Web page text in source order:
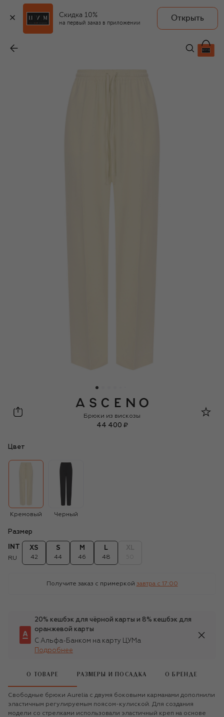
Скидка 10%
на первый заказ в приложении
Открыть
44 400 ₽
ASCENO
Брюки из вискозы
44 400 ₽
Цвет
Кремовый Черный
Размер
INT
RU
XS
42
S
44
M
46
L
48
Получите заказ с примеркой завтра c 17:00
20% кешбэк для чёрной карты и 8% кешбэк для
оранжевой карты
С Альфа-Банком на карту ЦУМа
Подробнее
О ТОВАРЕ РАЗМЕРЫ И ПОСАДКА О БРЕНДЕ
Свободные брюки Aurelia с двумя боковыми карманами дополнили
эластичным регулируемым поясом-кулиской. Для создания
модели со стрелками использовали эластичный креп на основе